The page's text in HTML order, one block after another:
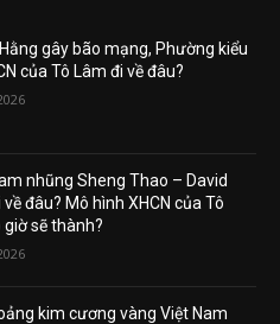
gây bão mạng, Phường kiểu
của Tô Lâm đi về đâu?
nhũng Sheng Thao – David
về đâu? Mô hình XHCN của Tô
giờ sẽ thành?
kim cương vàng Việt Nam